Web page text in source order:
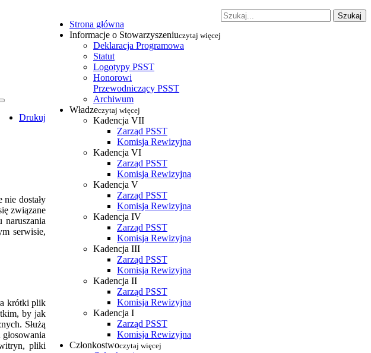
Szukaj
Strona główna
Informacje o Stowarzyszeniuczytaj więcej
Deklaracja Programowa
Statut
Logotypy PSST
Honorowi
Przewodniczący PSST
Archiwum
Władzeczytaj więcej
Kadencja VII
Zarząd PSST
Komisja Rewizyjna
Kadencja VI
Zarząd PSST
Komisja Rewizyjna
Kadencja V
Zarząd PSST
Komisja Rewizyjna
Kadencja IV
Zarząd PSST
Komisja Rewizyjna
Kadencja III
Zarząd PSST
Komisja Rewizyjna
Kadencja II
Zarząd PSST
Komisja Rewizyjna
Kadencja I
Zarząd PSST
Komisja Rewizyjna
Członkostwoczytaj więcej
Drukuj
dostały
związane
serwisie,
krótki plik
by jak
Służą
pliki